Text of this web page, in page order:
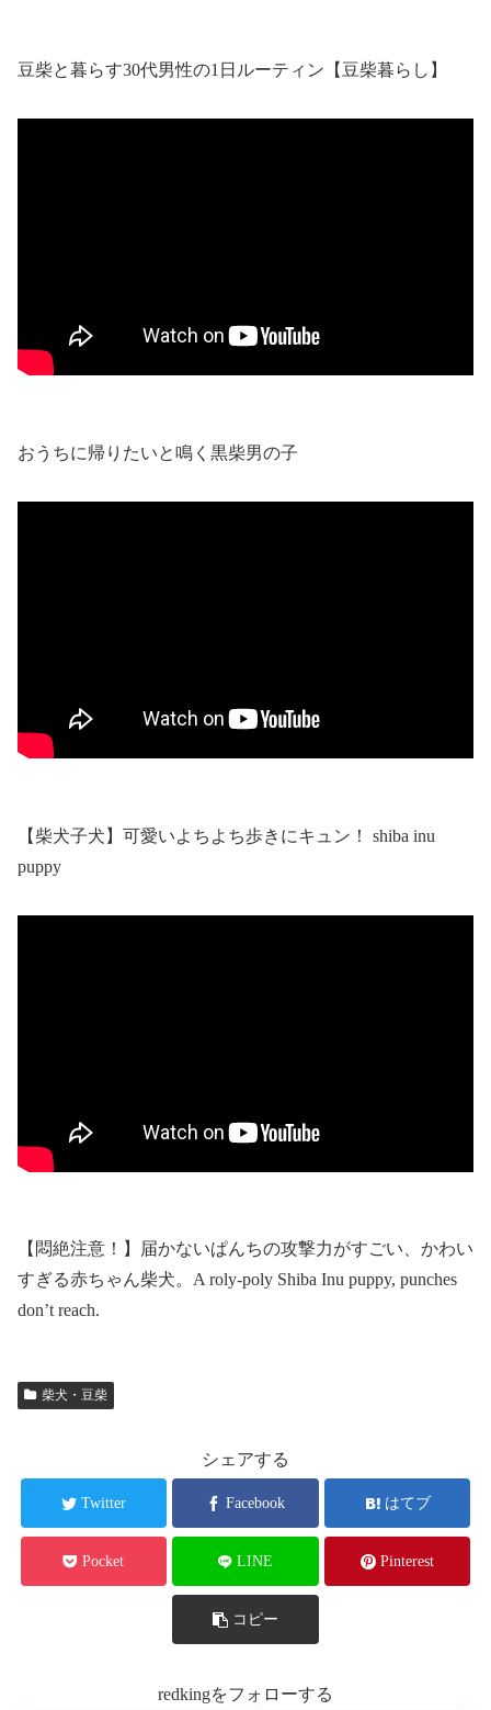
豆柴と暮らす30代男性の1日ルーティン【豆柴暮らし】
おうちに帰りたいと鳴く黒柴男の子
【柴犬子犬】可愛いよちよち歩きにキュン！ shiba inu
puppy
【悶絶注意！】届かないぱんちの攻撃力がすごい、かわい
すぎる赤ちゃん柴犬。A roly‐poly Shiba Inu puppy, punches
don’t reach.
柴犬・豆柴
シェアする
Twitter Facebook はてブ
Pocket LINE Pinterest
コピー
redkingをフォローする